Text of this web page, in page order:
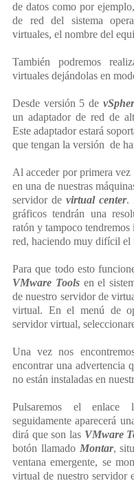
de datos como por
de red del sistema
virtuales, el nombre del
También podremos
virtuales dejándolas en
Desde versión 5 de
un adaptador de red de
Este adaptador estará
que tengan la versión de
Al acceder por primera vez
en una de nuestras
servidor de virtual center.
gráficos tendrán una
ratón y tampoco tendremos
red, haciendo muy difícil el
Para que todo esto
VMware Toolsen el
de nuestro servidor de
virtual. En el menú de
servidor virtual,
Una vez nos
encontrar una advertencia
no están instaladas en
Pulsaremos el enlace
seguidamente aparecerá
dirá que son las VMware
botón llamado Montar,
ventana emergente, se
virtual de nuestro servidor